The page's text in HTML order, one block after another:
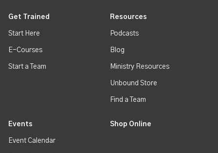
Get Trained
Start Here
E-Courses
Start a Team
Resources
Podcasts
Blog
Ministry Resources
Unbound Store
Find a Team
Events
Event Calendar
Shop Online